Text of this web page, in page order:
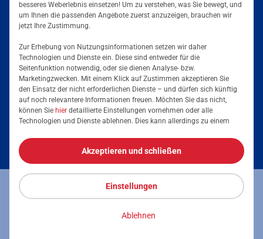
besseres Weberlebnis einsetzen! Um zu verstehen, was Sie bewegt, und
um Ihnen die passenden Angebote zuerst anzuzeigen, brauchen wir
jetzt Ihre Zustimmung.
Zur Erhebung von Nutzungsinformationen setzen wir daher
Technologien und Dienste ein. Diese sind entweder für die
Seitenfunktion notwendig, oder sie dienen Analyse- bzw.
Marketingzwecken. Mit einem Klick auf Zustimmen akzeptieren Sie
den Einsatz der nicht erforderlichen Dienste – und dürfen sich künftig
auf noch relevantere Informationen freuen. Möchten Sie das nicht,
können Sie hier detaillierte Einstellungen vornehmen oder alle
Technologien und Dienste ablehnen. Dies kann allerdings zu einem
jederzeit die volle Kontrolle über Ihre Daten, denn die Auswahl kann
jederzeit geändert werden. Weitere Informationen zur Mainova finden
Sie imImpressumund in denDatenschutzhinweisen.
Ablehnen
Einstellungen
Akzeptieren und schließen
Folgen Sie uns auf
Services & Informationen
Informationspflicht
Gleichbehandlungsberichte
Barrierefreiheit Datenschutz